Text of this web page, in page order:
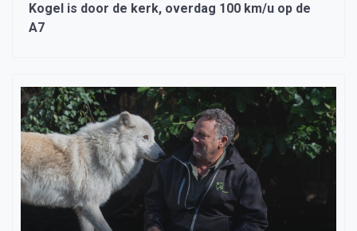
Kogel is door de kerk, overdag 100 km/u op de
A7